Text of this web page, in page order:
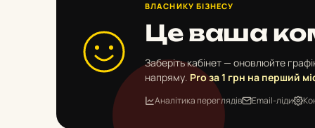
ВЛАСНИКУ БІЗНЕСУ
Це ваша
Заберіть кабінет — оновлюйте
напряму. Pro за 1 грн на перший
Аналітика переглядів Email-ліди